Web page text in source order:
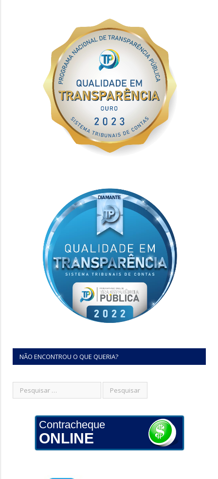
NÃO ENCONTROU O QUE QUERIA?
Contracheque
ONLINE